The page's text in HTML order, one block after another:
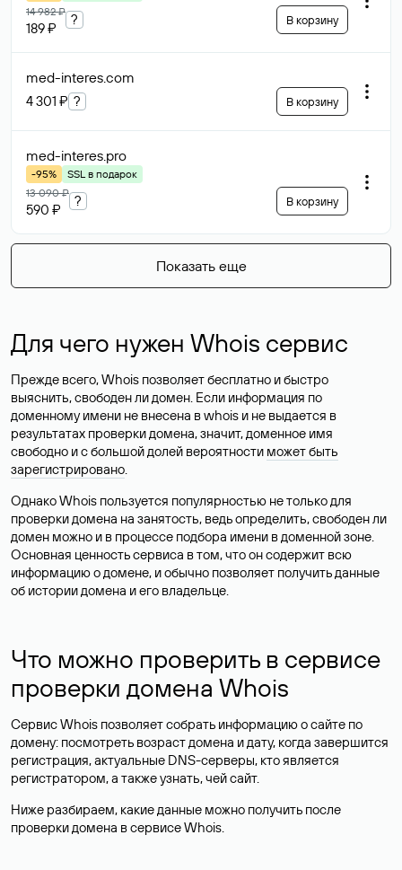
14 982 ₽
189 ₽
? В корзину
med-interes.com
4 301 ₽ ? В корзину
med-interes.pro
-95%
SSL в подарок
13 090 ₽
590 ₽
? В корзину
Показать еще
Для чего нужен Whois сервис
Прежде всего, Whois позволяет бесплатно и быстро
выяснить, свободен ли домен. Если информация по
доменному имени не внесена в whois и не выдается в
результатах проверки домена, значит, доменное имя
свободно и с большой долей вероятности может быть
зарегистрировано.
Однако Whois пользуется популярностью не только для
проверки домена на занятость, ведь определить, свободен ли
домен можно и в процессе подбора имени в доменной зоне.
Основная ценность сервиса в том, что он содержит всю
информацию о домене, и обычно позволяет получить данные
об истории домена и его владельце.
Что можно проверить в сервисе
проверки домена Whois
Сервис Whois позволяет собрать информацию о сайте по
домену: посмотреть возраст домена и дату, когда завершится
регистрация, актуальные DNS-серверы, кто является
регистратором, а также узнать, чей сайт.
Ниже разбираем, какие данные можно получить после
проверки домена в сервисе Whois.